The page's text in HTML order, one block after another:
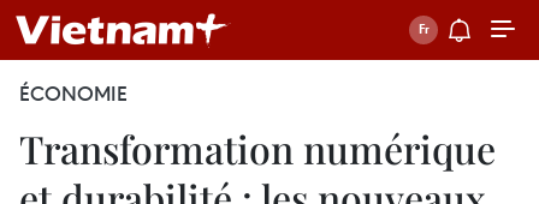
ÉCONOMIE
Transformation numérique